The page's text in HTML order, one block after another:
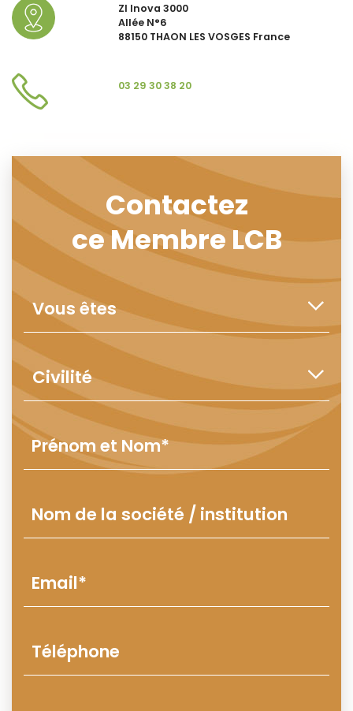
ZI Inova 3000
Allée N°6
88150 THAON LES VOSGES France
03 29 30 38 20
Contactez
ce Membre LCB